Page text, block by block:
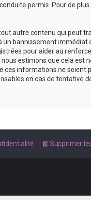
permis. Pour de
autre contenu qui peut
un bannissement immédiat
pour aider au
estimons que cela est
ces informations ne soient
en cas de tentative
Supprimer